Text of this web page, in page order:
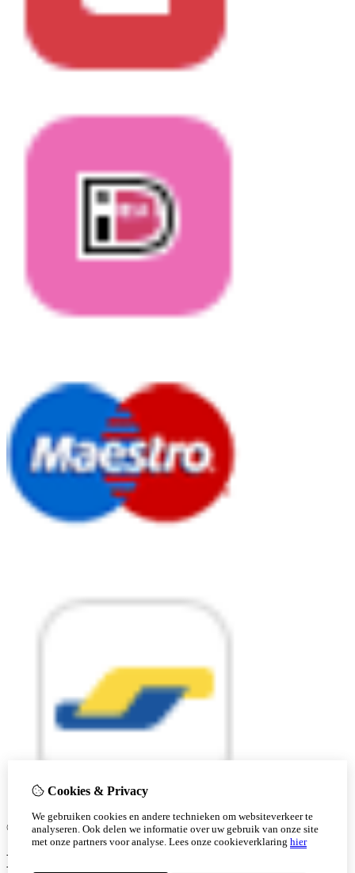
© Copyright 2026 |
Cookies & Privacy
We gebruiken cookies en andere technieken om websiteverkeer te
analyseren. Ook delen we informatie over uw gebruik van onze site
met onze partners voor analyse. Lees onze cookieverklaring hier
Ben je 18 of ouder?